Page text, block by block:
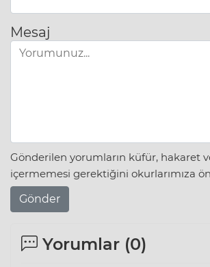
Mesaj
Gönderilen yorumların küfür, hakaret
içermemesi gerektiğini okurlarımıza
Gönder
Yorumlar (0)